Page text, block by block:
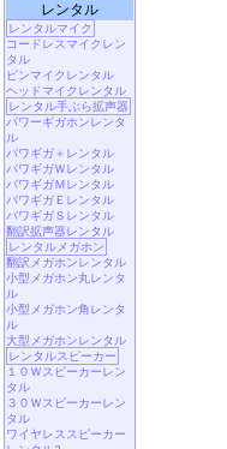
レンタル
レンタルマイク
コードレスマイクレン
タル
ピンマイクレンタル
ヘッドマイクレンタル
レンタル手ぶら拡声器
パワーギガホンレンタ
ル
パワギガ＋レンタル
パワギガＷレンタル
パワギガＭレンタル
パワギガＥレンタル
パワギガＳレンタル
翻訳拡声器レンタル
レンタルメガホン
翻訳メガホンレンタル
小型メガホン丸レンタ
ル
小型メガホン角レンタ
ル
大型メガホンレンタル
レンタルスピーカー
１０Ｗスピーカーレン
タル
３０Ｗスピーカーレン
タル
ワイヤレススピーカー